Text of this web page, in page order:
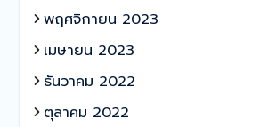
พฤศจิกายน 2023
เมษายน 2023
ธันวาคม 2022
ตุลาคม 2022